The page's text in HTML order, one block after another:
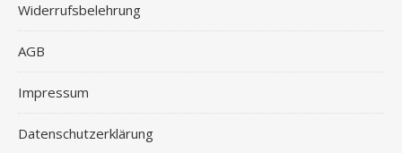
Widerrufsbelehrung
AGB
Impressum
Datenschutzerklärung